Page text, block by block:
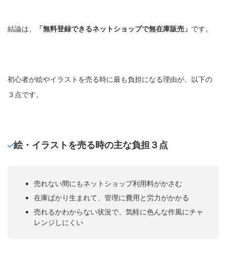
結論は、 「無料登録できるネットショップで無在庫販売」 です。
初心者が絵やイラストを売る時に最も負担になる理由が、以下の
３点です。
絵・イラストを売る時の主な負担３点
売れない間にもネットショップ利用料がかさむ
在庫ばかり生まれて、管理に費用と労力がかかる
売れるかわからない状況で、気軽に色んな作風にチャ
レンジしにくい